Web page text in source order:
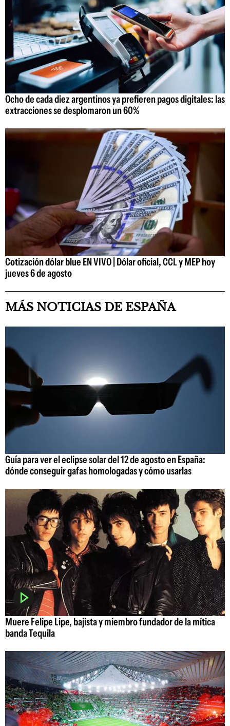
Ocho de cada diez argentinos ya prefieren pagos digitales: las
extracciones se desplomaron un 60%
Cotización dólar blue EN VIVO | Dólar oficial, CCL y MEP hoy
jueves 6 de agosto
MÁS NOTICIAS DE ESPAÑA
Guía para ver el eclipse solar del 12 de agosto en España:
dónde conseguir gafas homologadas y cómo usarlas
Muere Felipe Lipe, bajista y miembro fundador de la mítica
banda Tequila